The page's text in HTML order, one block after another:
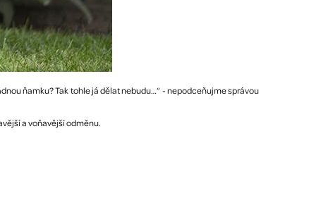
ňamku? Tak tohle já dělat nebudu…“ - nepodceňujme správou
a voňavější odměnu.